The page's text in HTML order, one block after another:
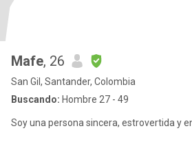
Mafe, 26
San Gil, Santander, Colombia
Buscando: Hombre 27 - 49
Soy una persona sincera, estrovertida y